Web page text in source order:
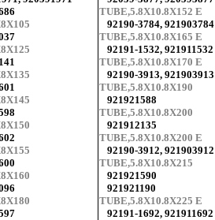
TUBE,5.8X10.8X152 E
92190-3784, 921903784
TUBE,5.8X10.8X165 E
92191-1532, 921911532
TUBE,5.8X10.8X170 E
92190-3913, 921903913
TUBE,5.8X10.8X190
921921588
TUBE,5.8X10.8X200
921912135
TUBE,5.8X10.8X200 E
92190-3912, 921903912
TUBE,5.8X10.8X215
921921590
921921190
TUBE,5.8X10.8X225 E
92191-1692, 921911692